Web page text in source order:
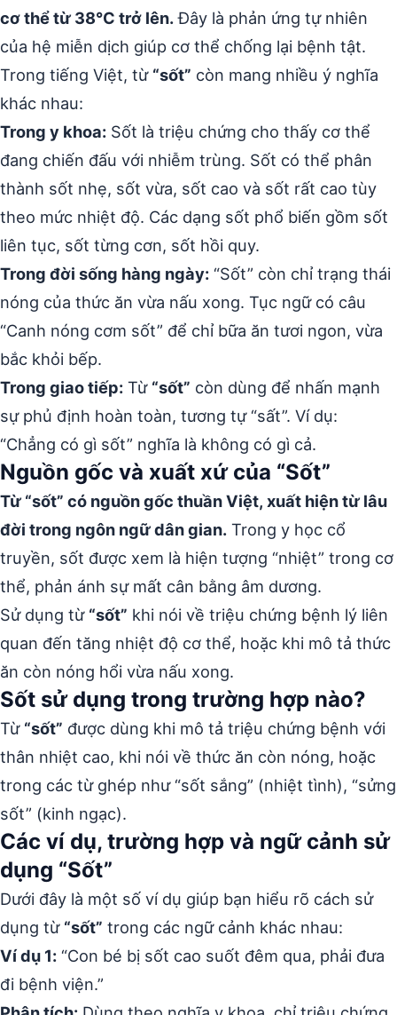
cơ thể từ 38°C trở lên.Đây là phản ứng tự nhiên
của hệ miễn dịch giúp cơ thể chống lại bệnh tật.
Trong tiếng Việt, từ “sốt” còn mang nhiều ý nghĩa
khác nhau:
Trong y khoa: Sốt là triệu chứng cho thấy cơ thể
đang chiến đấu với nhiễm trùng. Sốt có thể phân
thành sốt nhẹ, sốt vừa, sốt cao và sốt rất cao tùy
theo mức nhiệt độ. Các dạng sốt phổ biến gồm sốt
liên tục, sốt từng cơn, sốt hồi quy.
Trong đời sống hàng ngày: “Sốt” còn chỉ trạng thái
nóng của thức ăn vừa nấu xong. Tục ngữ có câu
“Canh nóng cơm sốt” để chỉ bữa ăn tươi ngon, vừa
bắc khỏi bếp.
Trong giao tiếp: Từ “sốt” còn dùng để nhấn mạnh
sự phủ định hoàn toàn, tương tự “sất”. Ví dụ:
“Chẳng có gì sốt” nghĩa là không có gì cả.
Nguồn gốc và xuất xứ của “Sốt”
Từ “sốt” có nguồn gốc thuần Việt, xuất hiện từ lâu
đời trong ngôn ngữ dân gian. Trong y học cổ
truyền, sốt được xem là hiện tượng “nhiệt” trong cơ
thể, phản ánh sự mất cân bằng âm dương.
Sử dụng từ “sốt” khi nói về triệu chứng bệnh lý liên
quan đến tăng nhiệt độ cơ thể, hoặc khi mô tả thức
ăn còn nóng hổi vừa nấu xong.
Sốt sử dụng trong trường hợp nào?
Từ “sốt” được dùng khi mô tả triệu chứng bệnh với
thân nhiệt cao, khi nói về thức ăn còn nóng, hoặc
trong các từ ghép như “sốt sắng” (nhiệt tình), “sửng
sốt” (kinh ngạc).
Các ví dụ, trường hợp và ngữ cảnh sử
dụng “Sốt”
Dưới đây là một số ví dụ giúp bạn hiểu rõ cách sử
dụng từ “sốt” trong các ngữ cảnh khác nhau:
Ví dụ 1: “Con bé bị sốt cao suốt đêm qua, phải đưa
đi bệnh viện.”